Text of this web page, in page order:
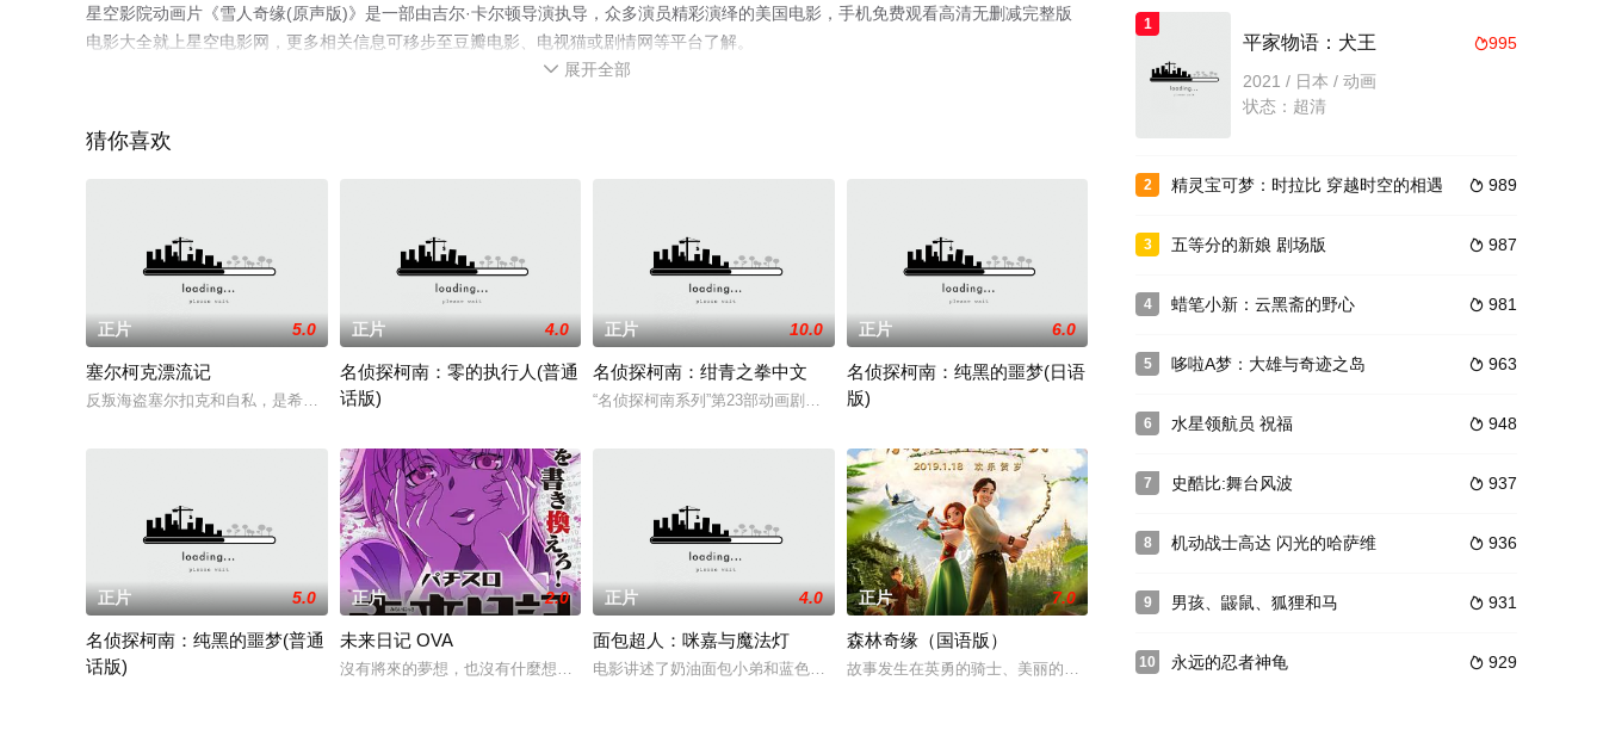
星空影院动画片《雪人奇缘(原声版)》是一部由吉尔·卡尔顿导演执导，众多演员精彩演绎的美国电影，手机免费观看高清无删减完整版
电影大全就上星空电影网，更多相关信息可移步至豆瓣电影、电视猫或剧情网等平台了解。
 展开全部
猜你喜欢
正片 5.0
塞尔柯克漂流记
反叛海盗塞尔扣克和自私，是希望，寻找宝藏在南部的海洋航行的英语帆船的驱动程式。没有敌船，在土地娱乐博彩和塞尔扣克很快就
正片 4.0
名侦探柯南：零的执行人(普通
话版)
一场大规模的恐怖袭击，一个牵扯无数内幕的神秘组织，这个关乎整个东京的可怕计划即将拉开帷幕…首脑云集的东京峰会举办在即，
正片 10.0
名侦探柯南：绀青之拳中文
“名侦探柯南系列”第23部动画剧场版，票房和口碑也屡破纪录。作为平成年代最后一部柯南电影，首次将案件发生地设立在海外，
正片 6.0
名侦探柯南：纯黑的噩梦(日语
版)
某个黑夜，一名间谍潜入日本警察机关企图盗取一份机密文件，这份文件内容中含有英国“MI6”、德国“BDN”、
正片 5.0
名侦探柯南：纯黑的噩梦(普通
话版)
正片 2.0
未来日记 OVA
沒有將來的夢想，也沒有什麼想做的事情，這樣的話，不就意味著未來沒有意義麼……
正片 4.0
面包超人：咪嘉与魔法灯
电影讲述了奶油面包小弟和蓝色毒菌妹妹一起被困在了神灯的世界。因为咪嘉的腕轮坏掉，无法回到原来的世界，因此三人为了修好腕
正片 7.0
森林奇缘（国语版）
故事发生在英勇的骑士、美丽的公主和与巫师战斗的时代。流浪艺术家鲁斯兰梦想成为一名骑士，偶遇了美丽
1
995
平家物语：犬王
2021 / 日本 / 动画
状态：超清
2  989
精灵宝可梦：时拉比 穿越时空的相遇
3  987
五等分的新娘 剧场版
4  981
蜡笔小新：云黑斋的野心
5  963
哆啦A梦：大雄与奇迹之岛
6  948
水星领航员 祝福
7  937
史酷比:舞台风波
8  936
机动战士高达 闪光的哈萨维
9  931
男孩、鼹鼠、狐狸和马
10  929
永远的忍者神龟